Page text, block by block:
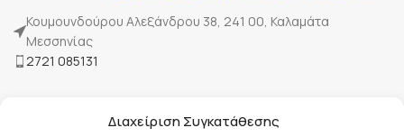
Διαχείριση Συγκατάθεσης
Κουμουνδούρου Αλεξάνδρου 38, 241 00, Καλαμάτα
Μεσσηνίας
2721 085131